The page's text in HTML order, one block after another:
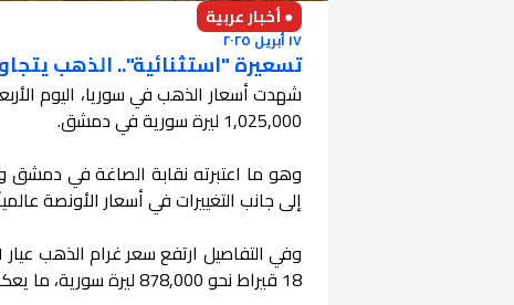
● أخبار عربية
١٧ أبريل ٢٠٢٥
تسعيرة "استثنائية".. الذهب
1,025,000 ليرة سورية في دمشق.
وهو ما اعتبرته نقابة الصاغة في دمشق
إلى جانب التغييرات في أسعار الأونصة
18 قيراط نحو 878,000 ليرة سورية، ما يعكس حدة التغيرات في السوق المحلي.